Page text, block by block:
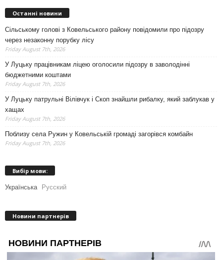
Останні новини
Сільському голові з Ковельського району повідомили про підозру
через незаконну порубку лісу
Friday August 7th, 2026
У Луцьку працівникам ліцею оголосили підозру в заволодінні
бюджетними коштами
Friday August 7th, 2026
У Луцьку патрульні Вілівчук і Скоп знайшли рибалку, який заблукав у
хащах
Friday August 7th, 2026
Поблизу села Ружин у Ковельській громаді загорівся комбайн
Friday August 7th, 2026
Вибір мови:
Українська Русский
Новини партнерів